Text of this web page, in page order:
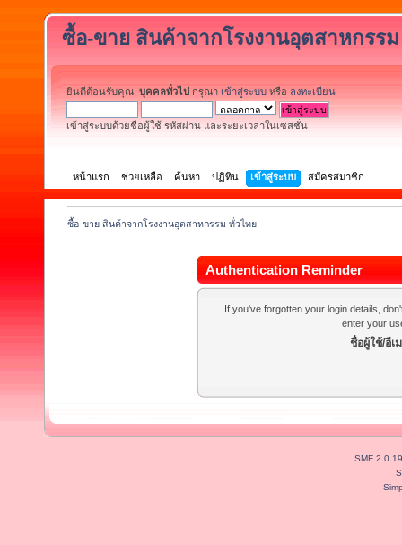
ซื้อ-ขาย สินค้าจากโรงงานอุตสาหกรร
ยินดีต้อนรับคุณ, บุคคลทั่วไป กรุณา เข้าสู่ระบบ หรือ ลงทะเบียน
เข้าสู่ระบบด้วยชื่อผู้ใช้ รหัสผ่าน และระยะเวลาในเซสชั่น
หน้าแรก ช่วยเหลือ ค้นหา ปฏิทิน เข้าสู่ระบบ สมัครสมาชิก
ซื้อ-ขาย สินค้าจากโรงงานอุตสาหกรรม ทั่วไทย
Authentication Reminder
If you've forgotten your login details,
enter your
ชื่อผู้ใช้/อีเ
SMF 2.0.19